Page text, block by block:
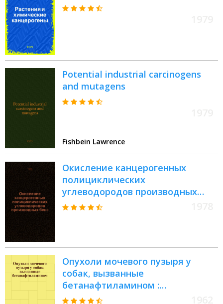
Potential industrial carcinogens
and mutagens
Fishbein Lawrence
Окисление канцерогенных
полициклических
углеводородов производных
бенз(а)пирена : Сб. статей
Опухоли мочевого пузыря у
собак, вызванные
бетанафтиламином :
Автореферат дис. на соискание